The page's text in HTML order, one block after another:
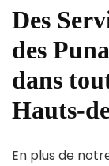
Des
des
dans
Hauts-
En plus de